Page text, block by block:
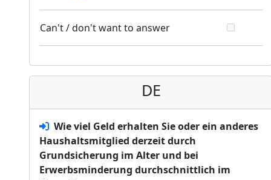
Can't / don't want to answer
DE
Wie viel Geld erhalten Sie oder ein anderes
Haushaltsmitglied derzeit durch
Grundsicherung im Alter und bei
Erwerbsminderung durchschnittlich im